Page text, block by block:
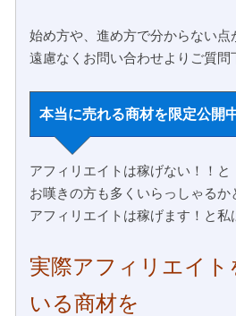
始め方や、進め方で分からない点
遠慮なくお問い合わせよりご質問
本当に売れる商材を限定公開
アフィリエイトは稼げない！！と
お嘆きの方も多くいらっしゃるか
アフィリエイトは稼げます！と私
実際アフィリエイト
いる商材を